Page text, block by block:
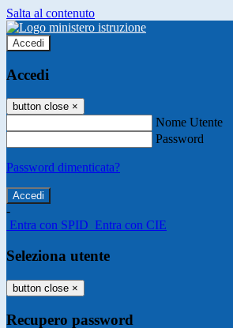
Salta al contenuto
Accedi
Accedi
button close ×
Nome Utente
Password
Password dimenticata?
-
Entra con SPID Entra con CIE
Seleziona utente
button close ×
Recupero password